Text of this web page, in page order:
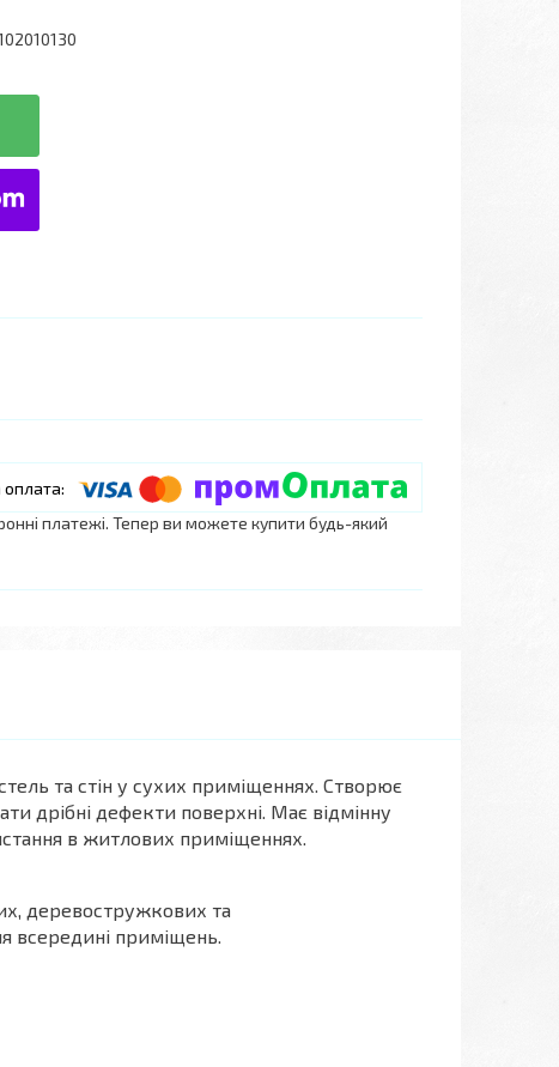
платежі. Тепер ви можете купити будь-який
та стін у сухих приміщеннях. Створює
дрібні дефекти поверхні. Має відмінну
в житлових приміщеннях.
деревостружкових та
всередині приміщень.